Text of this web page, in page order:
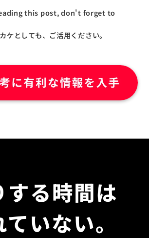
this post, don't forget to
ケとしても、ご活用ください。
する時間は
いない。